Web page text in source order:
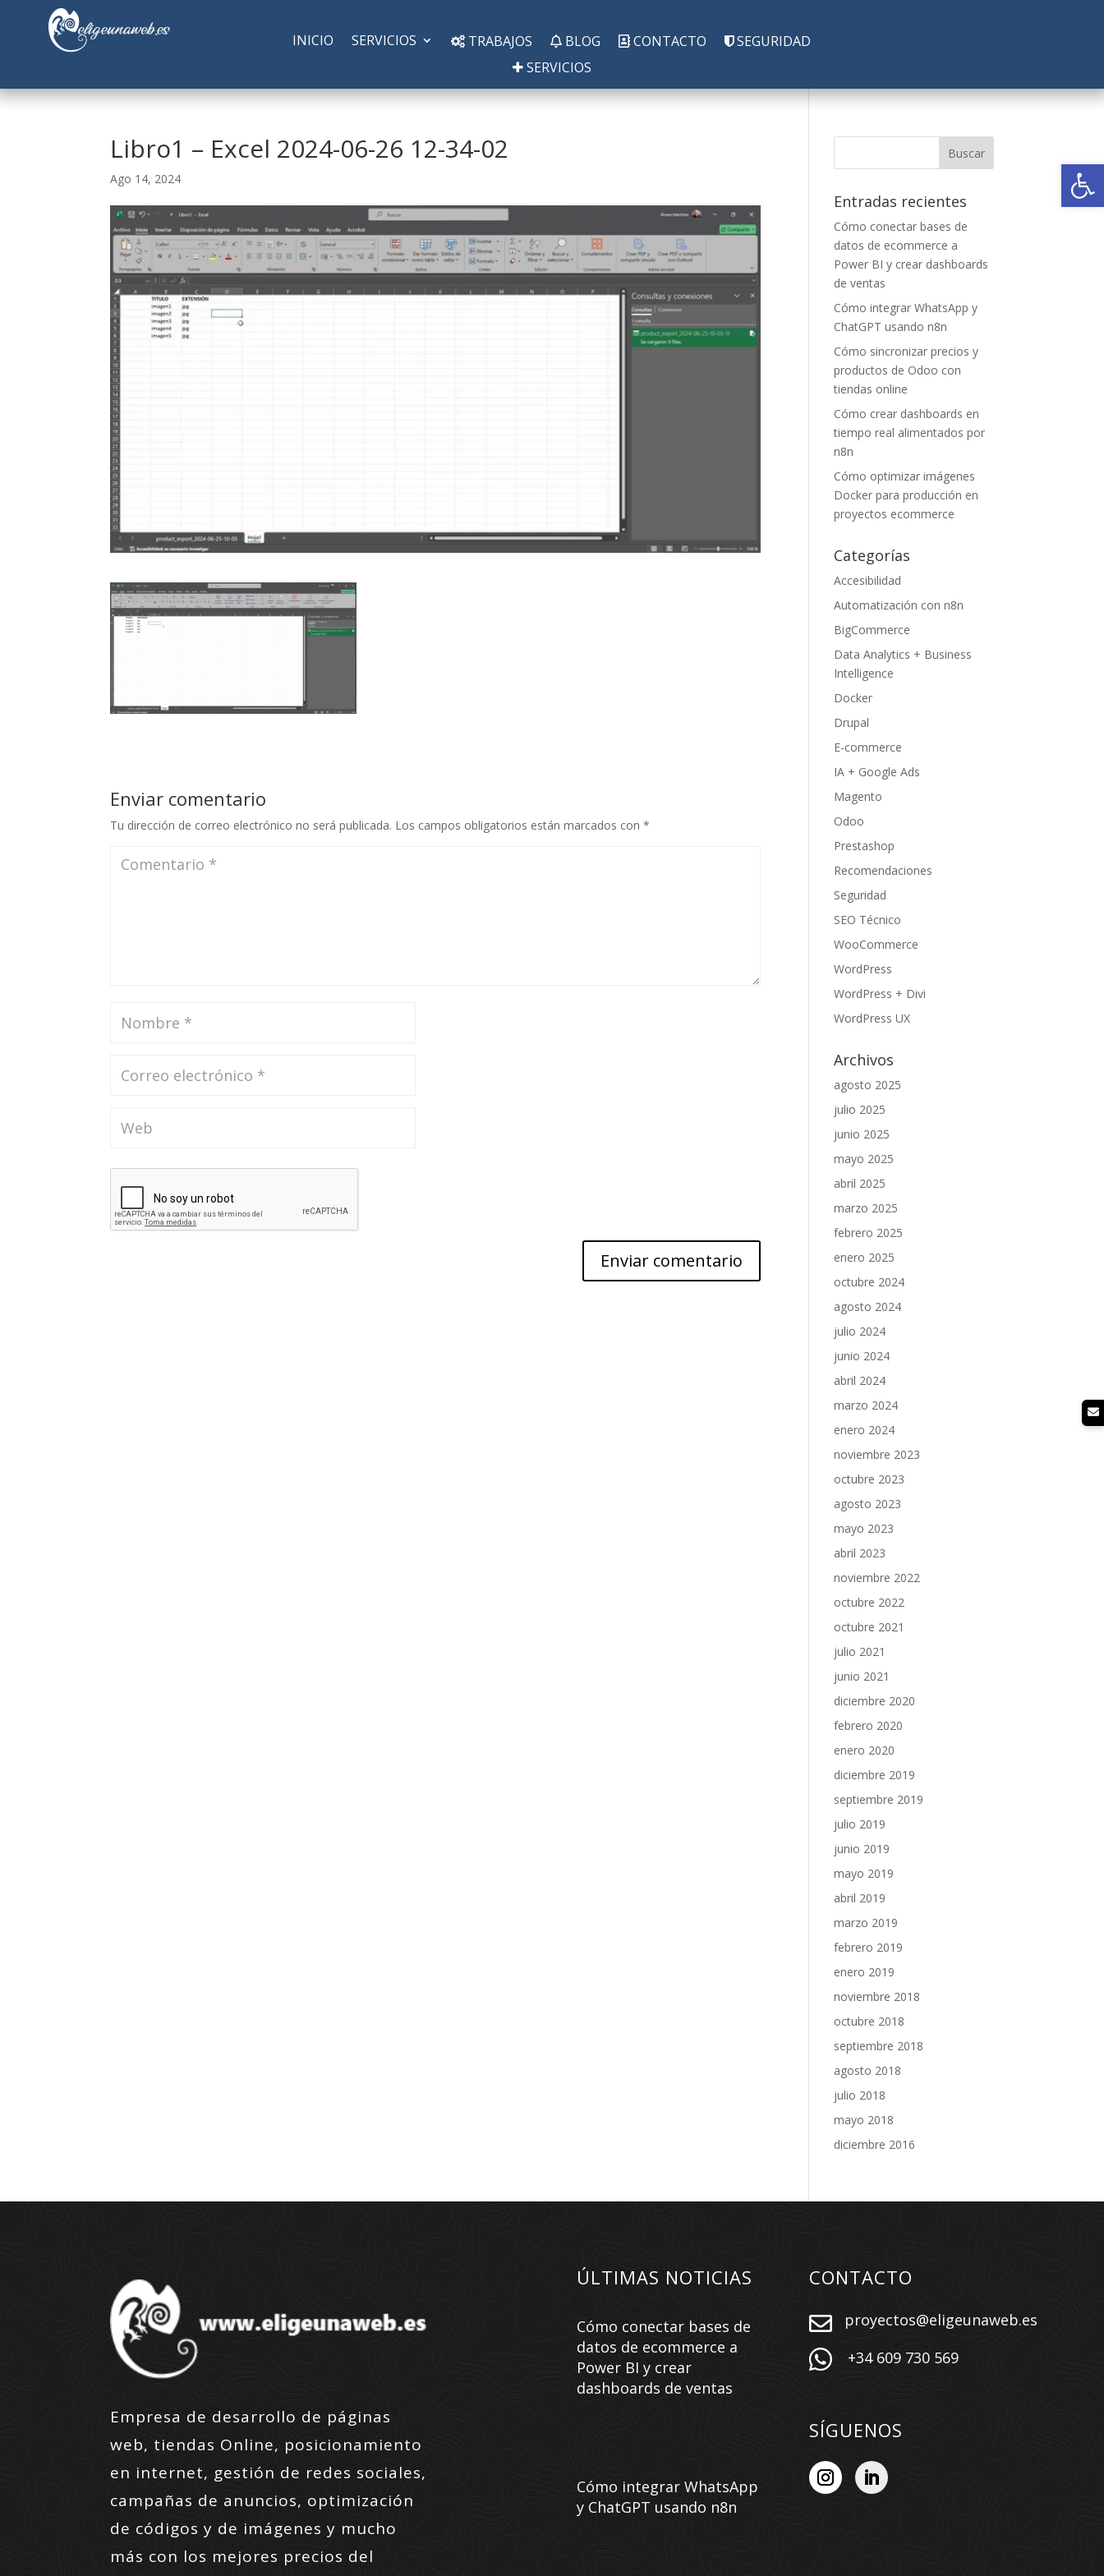
INICIO SERVICIOS TRABAJOS BLOG CONTACTO
SEGURIDAD
SERVICIOS
Libro1 – Excel 2024-06-26 12-34-02
Ago 14, 2024
Enviar comentario
Tu dirección de correo electrónico no será publicada. Los campos obligatorios están marcados con*
Entradas recientes
Cómo conectar bases de
datos de ecommerce a
Power BI y crear dashboards
de ventas
Cómo integrar WhatsApp y
ChatGPT usando n8n
Cómo sincronizar precios y
productos de Odoo con
tiendas online
Cómo crear dashboards en
tiempo real alimentados por
n8n
Cómo optimizar imágenes
Docker para producción en
proyectos ecommerce
Categorías
Accesibilidad
Automatización con n8n
BigCommerce
Data Analytics + Business
Intelligence
Docker
Drupal
E-commerce
IA + Google Ads
Magento
Odoo
Prestashop
Recomendaciones
Seguridad
SEO Técnico
WooCommerce
WordPress
WordPress + Divi
WordPress UX
Archivos
agosto 2025
julio 2025
junio 2025
mayo 2025
abril 2025
marzo 2025
febrero 2025
enero 2025
octubre 2024
agosto 2024
julio 2024
junio 2024
abril 2024
marzo 2024
enero 2024
noviembre 2023
octubre 2023
agosto 2023
mayo 2023
abril 2023
noviembre 2022
octubre 2022
octubre 2021
julio 2021
junio 2021
diciembre 2020
febrero 2020
enero 2020
diciembre 2019
septiembre 2019
julio 2019
junio 2019
mayo 2019
abril 2019
marzo 2019
febrero 2019
enero 2019
noviembre 2018
octubre 2018
septiembre 2018
agosto 2018
julio 2018
mayo 2018
diciembre 2016
Empresa de desarrollo de páginas
web, tiendas Online, posicionamiento
en internet, gestión de redes sociales,
campañas de anuncios, optimización
de códigos y de imágenes y mucho
más con los mejores precios del
ÚLTIMAS NOTICIAS
Cómo conectar bases de
datos de ecommerce a
Power BI y crear
dashboards de ventas
Cómo integrar WhatsApp
y ChatGPT usando n8n
CONTACTO
 proyectos@eligeunaweb.es
 +34 609 730 569
SÍGUENOS